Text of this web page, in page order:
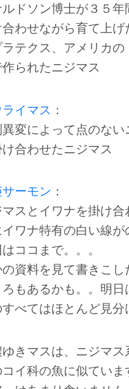
ルドソン博士が３５
わせながら育て上
ラテクス、アメリカ
られたニジマス
イマス ：
変によって点のな
け合わせたニジマス
ーモン ：
マスとイワナを掛け
イワナ特有の白い線が
ココまで。。。
資料を見て書きこ
ろもあるかも。。明
すべてはほとんど見
きマスは、ニジマ
コイ科の魚に似てい